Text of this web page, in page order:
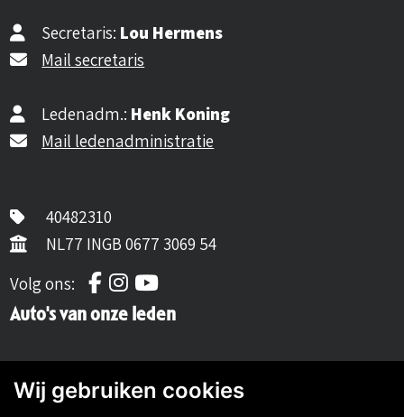
Secretaris: Lou Hermens
Mail secretaris
Ledenadm.: Henk Koning
Mail ledenadministratie
40482310
NL77 INGB 0677 3069 54
Volg ons:
Volg ons op Facebook
Volg ons op Instagram
Volg ons op YouTube
Auto's van onze leden
Wij gebruiken cookies